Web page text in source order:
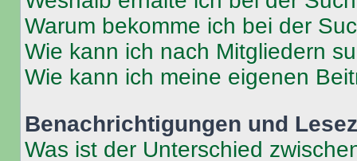
Warum bekomme ich bei der
Wie kann ich nach Mitgliedern
Wie kann ich meine eigenen
Benachrichtigungen und
Was ist der Unterschied